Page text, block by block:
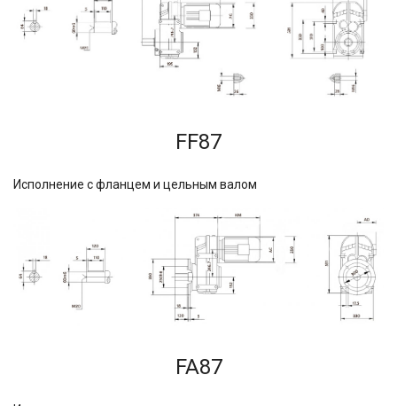
FF87
Исполнение с фланцем и цельным валом
FA87